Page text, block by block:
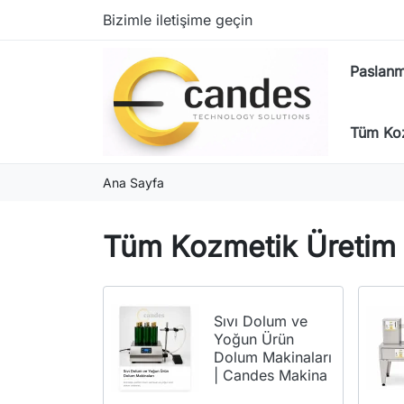
Bizimle iletişime geçin
Tüm
Ana Sayfa
Tüm Kozmetik
Sıvı Dolum ve
Yoğun Ürün
Dolum Makinaları
| Candes Makina